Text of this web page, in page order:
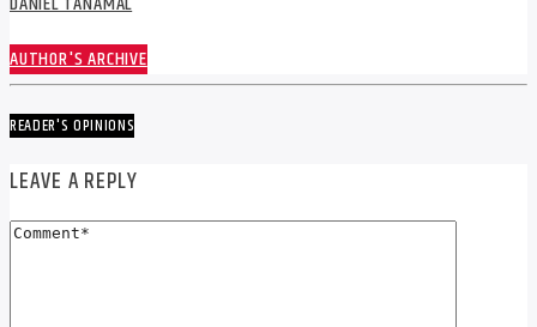
AUTHOR'S ARCHIVE
READER'S OPINIONS
LEAVE A REPLY